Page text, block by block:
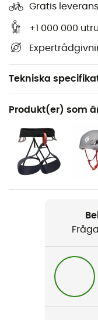
Gratis
+1 000 000
Tekniska
Rekommenderad för
Bergsbestigning
192 g
Produktnamn
Motstånd lilla axeln
Motstånd öppet
Produkt(er) som